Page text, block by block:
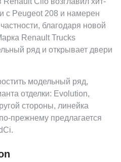
ЕВРО
с Peugeot 208 и намерен
благодаря новой
Renault Trucks
ряд и открывает двери
модельный ряд,
отделки: Evolution,
стороны, линейка
прежнему предлагается